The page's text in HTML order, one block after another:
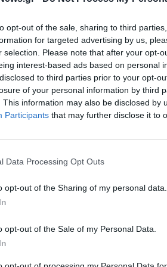
opt-out of the sale, sharing to third
for targeted advertising by us,
selection. Please note that after your opt-
interest-based ads based on personal
to third parties prior to your opt-
of your personal information by third
This information may also be disclosed by
Participants that may further disclose it to
Data Processing Opt Outs
opt-out of the Sharing of my personal data.
opt-out of the Sale of my Personal Data.
40% στο
29/07/2024 -
σκέψη για